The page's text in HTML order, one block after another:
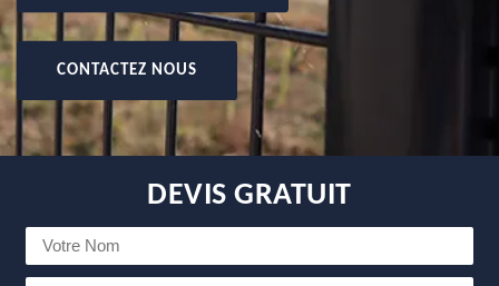
CONTACTEZ NOUS
DEVIS GRATUIT